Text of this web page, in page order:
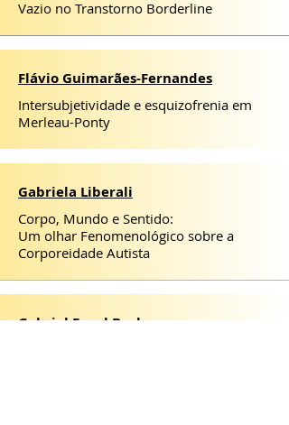
Vazio no Transtorno Borderline
Flávio Guimarães-Fernandes
Intersubjetividade e esquizofrenia em
Merleau-Ponty
Gabriela Liberali
Corpo, Mundo e Sentido:
Um olhar Fenomenológico sobre a
Corporeidade Autista
Gabriel Engel Becher